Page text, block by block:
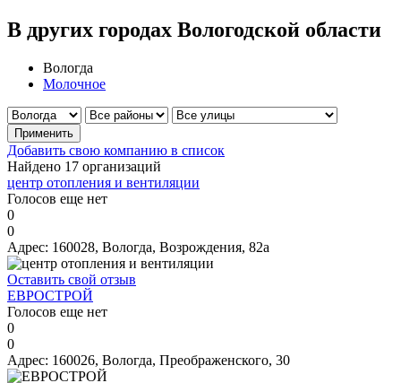
В других городах Вологодской области
Вологда
Молочное
Добавить свою компанию в список
Найдено 17 организаций
центр отопления и вентиляции
Голосов еще нет
0
0
Адрес: 160028, Вологда, Возрождения, 82а
Оставить свой отзыв
ЕВРОСТРОЙ
Голосов еще нет
0
0
Адрес: 160026, Вологда, Преображенского, 30